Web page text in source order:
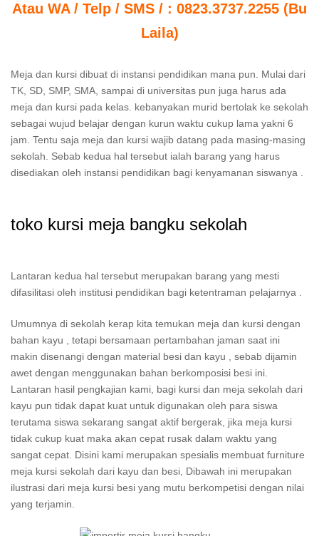
Atau WA / Telp / SMS / : 0823.3737.2255 (Bu
Laila)
Meja dan kursi dibuat di instansi pendidikan mana pun. Mulai dari
TK, SD, SMP, SMA, sampai di universitas pun juga harus ada
meja dan kursi pada kelas. kebanyakan murid bertolak ke sekolah
sebagai wujud belajar dengan kurun waktu cukup lama yakni 6
jam. Tentu saja meja dan kursi wajib datang pada masing-masing
sekolah. Sebab kedua hal tersebut ialah barang yang harus
disediakan oleh instansi pendidikan bagi kenyamanan siswanya .
toko kursi meja bangku sekolah
Lantaran kedua hal tersebut merupakan barang yang mesti
difasilitasi oleh institusi pendidikan bagi ketentraman pelajarnya .
Umumnya di sekolah kerap kita temukan meja dan kursi dengan
bahan kayu , tetapi bersamaan pertambahan jaman saat ini
makin disenangi dengan material besi dan kayu , sebab dijamin
awet dengan menggunakan bahan berkomposisi besi ini.
Lantaran hasil pengkajian kami, bagi kursi dan meja sekolah dari
kayu pun tidak dapat kuat untuk digunakan oleh para siswa
terutama siswa sekarang sangat aktif bergerak, jika meja kursi
tidak cukup kuat maka akan cepat rusak dalam waktu yang
sangat cepat. Disini kami merupakan spesialis membuat furniture
meja kursi sekolah dari kayu dan besi, Dibawah ini merupakan
ilustrasi dari meja kursi besi yang mutu berkompetisi dengan nilai
yang terjamin.